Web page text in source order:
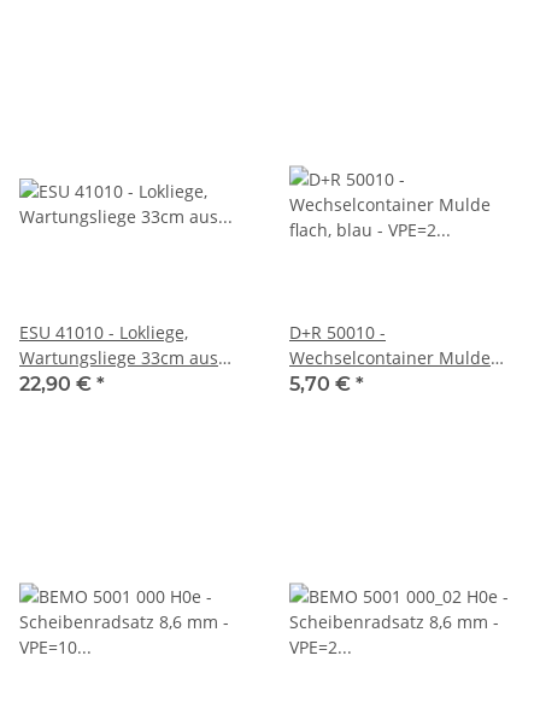
ESU 41010 - Lokliege,
Wartungsliege 33cm aus
Spezialschaum, für N, TT
22,90 € *
D+R 50010 -
Wechselcontainer Mulde
flach, blau - VPE=2 Stück
5,70 € *